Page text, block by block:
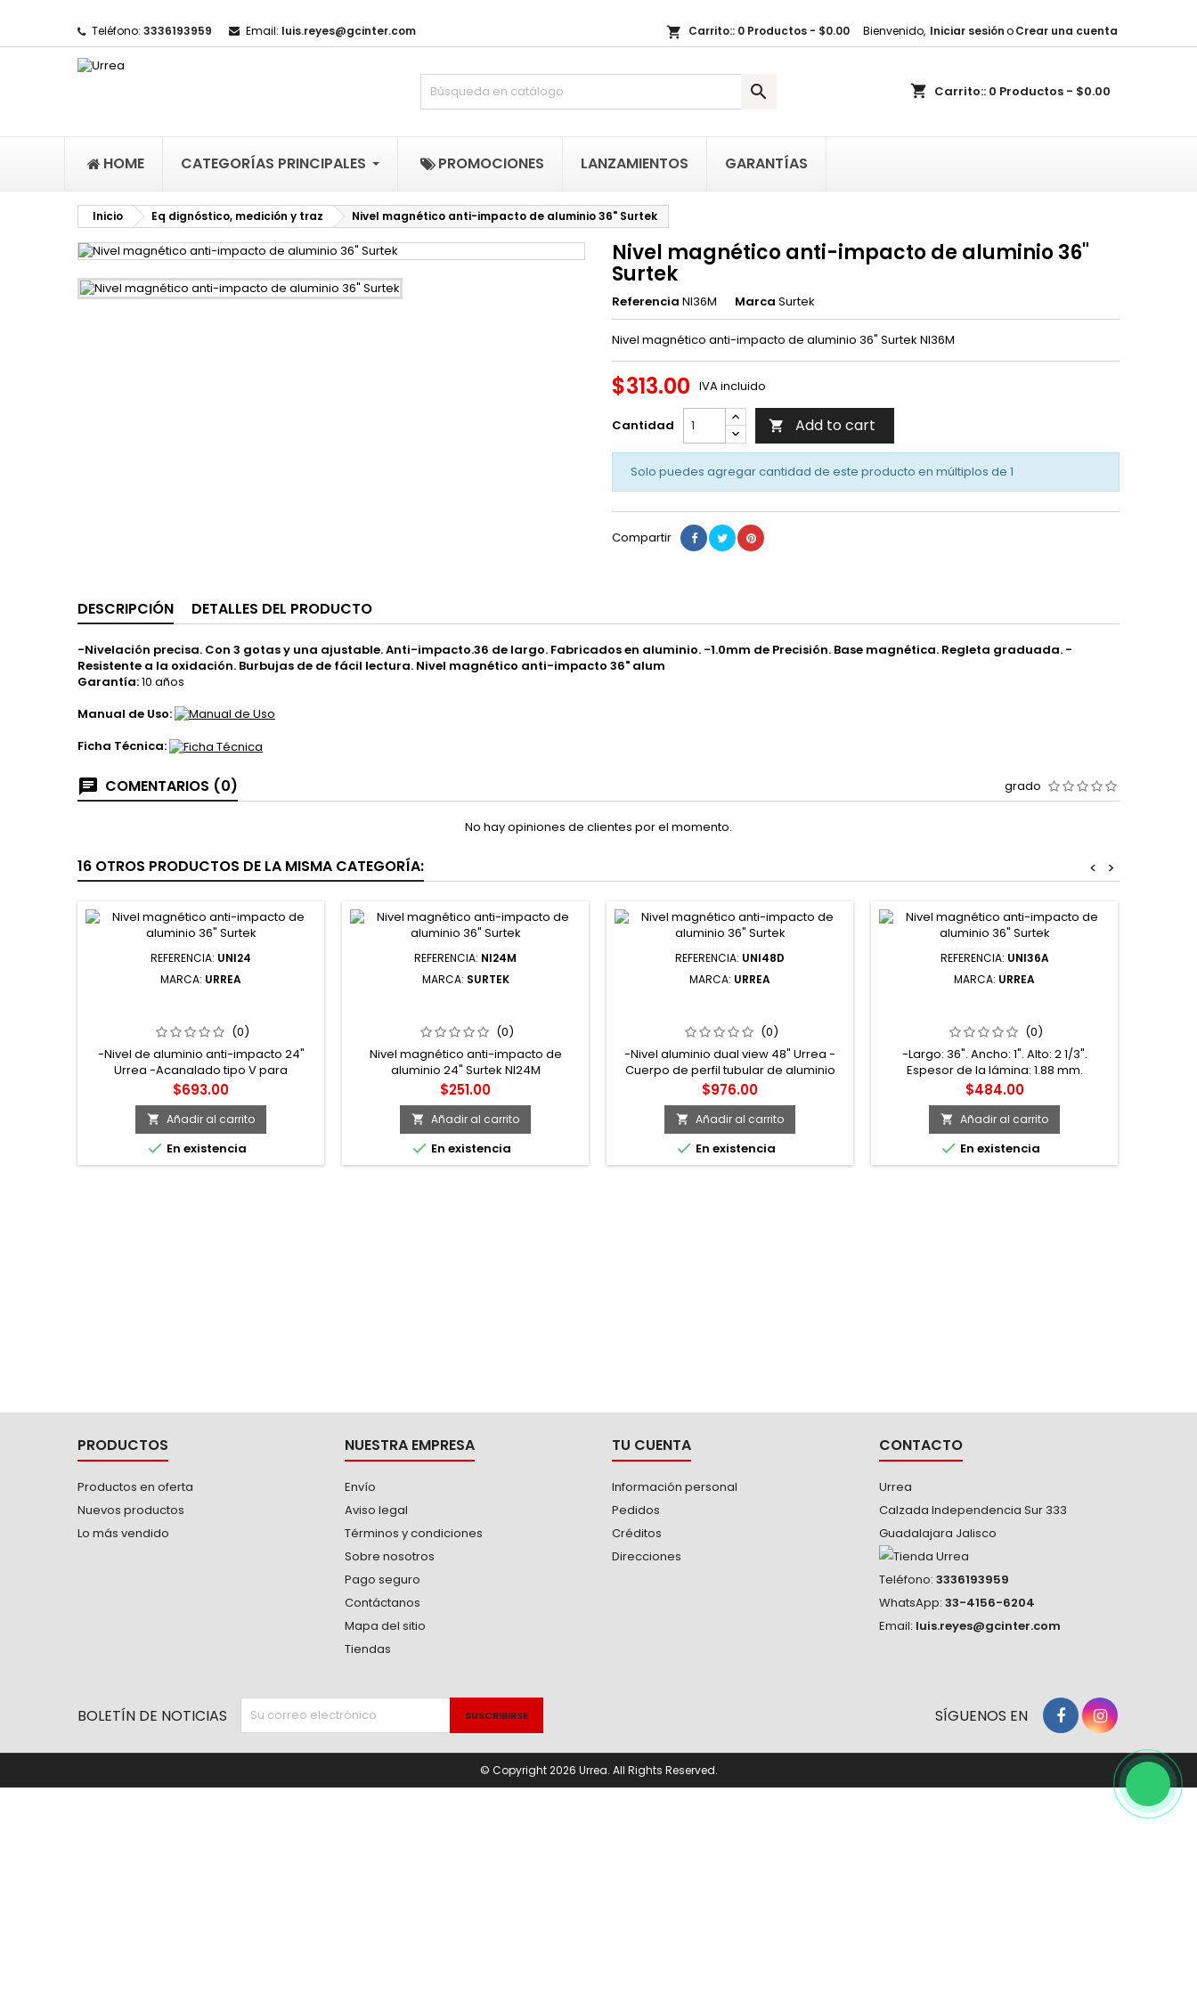
Teléfono: 3336193959 Email: luis.reyes@gcinter.com Bienvenido, Iniciar sesiónoCrear una cuenta
shopping_cart Carrito:: 0 Productos - $0.00
shopping_cart Carrito:: 0 Productos - $0.00

HOME CATEGORÍAS PRINCIPALES PROMOCIONES LANZAMIENTOS GARANTÍAS
Inicio Eq dignóstico, medición y traz Nivel magnético anti-impacto de aluminio 36" Surtek
Nivel magnético anti-impacto de aluminio 36"
Surtek
Referencia NI36M Marca Surtek
Nivel magnético anti-impacto de aluminio 36" Surtek NI36M
$313.00 IVA incluido
Cantidad  Add to cart
Solo puedes agregar cantidad de este producto en múltiplos de 1
Compartir
DESCRIPCIÓN DETALLES DEL PRODUCTO
-Nivelación precisa. Con 3 gotas y una ajustable. Anti-impacto.36 de largo. Fabricados en aluminio. -1.0mm de Precisión. Base magnética. Regleta graduada. -
Resistente a la oxidación. Burbujas de de fácil lectura. Nivel magnético anti-impacto 36" alum
Garantía:10 años
Manual de Uso:
Ficha Técnica:
COMENTARIOS (0) grado
No hay opiniones de clientes por el momento.
16 OTROS PRODUCTOS DE LA MISMA CATEGORÍA: >
<
REFERENCIA: UNI24
MARCA: URREA
(0)
-Nivel de aluminio anti-impacto 24"
Urrea -Acanalado tipo V para
superficies curvas. -3 burbujas 0°,45°y
90° protegidas de acrílico sólido. -
Empuñadura moldeada. -Cuerpo de
perfil tubular de aluminio que brinda
mayor exactitud y durabilidad.
Precio
$693.00
 Añadir al carrito
 En existencia
REFERENCIA: NI24M
MARCA: SURTEK
(0)
Nivel magnético anti-impacto de
aluminio 24" Surtek NI24M
Precio
$251.00
 Añadir al carrito
 En existencia
REFERENCIA: UNI48D
MARCA: URREA
(0)
-Nivel aluminio dual view 48" Urrea -
Cuerpo de perfil tubular de aluminio
que brinda mayor y durabilidad. -
Precisión: 0.001 pulg/ pulg (1 mm/ m). -
Empuñadura ergonómica para
sujeción confortable. -Cuerpo de perfil
de aluminio que brinda mayor
exactitud y durabilidad.
Precio
$976.00
 Añadir al carrito
 En existencia
REFERENCIA: UNI36A
MARCA: URREA
ALUMINIO URREA
(0)
-Largo: 36". Ancho: 1". Alto: 2 1/3".
Espesor de la lámina: 1.88 mm.
Peso:220 gr. -Dimensión de la ventana
de la burbuja: 28X10 mm. -Material:
Aluminio. -Color principal: Rojo. Color
secundario: Negro. Color de la burbuja:
Verde. -Material del protector de gota:
Acrílico. Terminado: Metálico. -Ideal
Precio
$484.00
 Añadir al carrito
 En existencia
PRODUCTOS
Productos en oferta
Nuevos productos
Lo más vendido
NUESTRA EMPRESA
Envío
Aviso legal
Términos y condiciones
Sobre nosotros
Pago seguro
Contáctanos
Mapa del sitio
Tiendas
TU CUENTA
Información personal
Pedidos
Créditos
Direcciones
CONTACTO
Urrea
Calzada Independencia Sur 333
Guadalajara Jalisco
Teléfono: 3336193959
WhatsApp: 33-4156-6204
Email: luis.reyes@gcinter.com
Mi lista de regalos ×
((title)) ×
((label))
((cancelText)) ((createText))
Iniciar sesión ×
Debe iniciar sesión para guardar productos en su lista de deseos.
((loginText))
BOLETÍN DE NOTICIAS SÍGUENOS EN
© Copyright 2026 Urrea. All Rights Reserved.